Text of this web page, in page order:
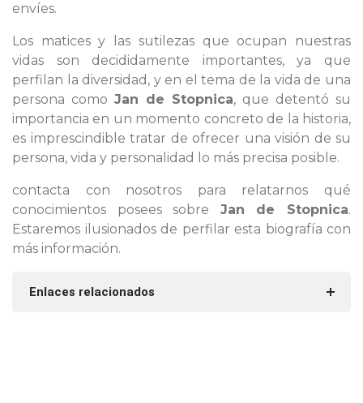
envíes.
Los matices y las sutilezas que ocupan nuestras
vidas son decididamente importantes, ya que
perfilan la diversidad, y en el tema de la vida de una
persona como Jan de Stopnica, que detentó su
importancia en un momento concreto de la historia,
es imprescindible tratar de ofrecer una visión de su
persona, vida y personalidad lo más precisa posible.
contacta con nosotros para relatarnos qué
conocimientos posees sobre Jan de Stopnica.
Estaremos ilusionados de perfilar esta biografía con
más información.
Enlaces relacionados